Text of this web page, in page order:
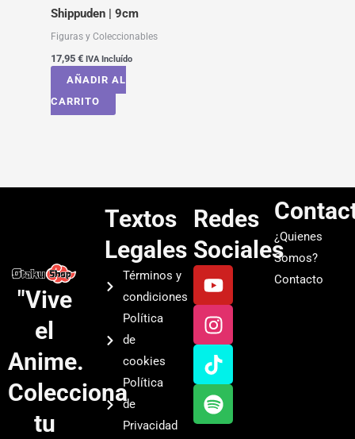
Shippuden | 9cm
Figuras y Coleccionables
17,95 € IVA Incluído
AÑADIR AL
CARRITO
"Vive
el
Anime.
Colecciona
tu
Textos
Legales
Términos y
condiciones
Política
de
cookies
Política
de
Privacidad
Redes
Sociales
Y
o
u
t
u
b
e
I
n
s
t
a
g
r
a
T
i
k
t
o
k
S
p
o
t
i
f
y
¿Quienes
Somos?
Contacto